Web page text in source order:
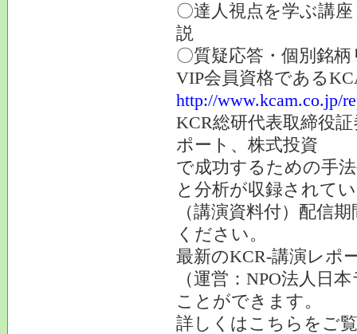
〇達人視点を学ぶ講
説
〇質疑応答・個別銘
VIP会員資格である
http://www.kcam.co.jp/
KCR総研代表取締役
ポート、株式投資
で成功するための手
と分析が収録されて
（講演資料付）配信
ください。
最新のKCR-講演レポ
（運営：NPO法人日
ことができます。
詳しくはこちらをご